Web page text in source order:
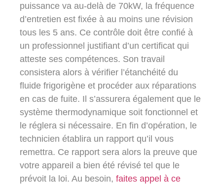
puissance va au-delà de 70kW, la fréquence
d’entretien est fixée à au moins une révision
tous les 5 ans. Ce contrôle doit être confié à
un professionnel justifiant d’un certificat qui
atteste ses compétences. Son travail
consistera alors à vérifier l’étanchéité du
fluide frigorigène et procéder aux réparations
en cas de fuite. Il s’assurera également que le
système thermodynamique soit fonctionnel et
le réglera si nécessaire. En fin d’opération, le
technicien établira un rapport qu’il vous
remettra. Ce rapport sera alors la preuve que
votre appareil a bien été révisé tel que le
prévoit la loi. Au besoin, faites appel à ce